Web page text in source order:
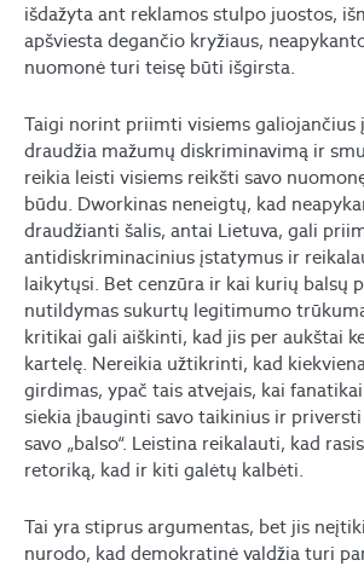
išdažyta ant reklamos stulpo juostos,
apšviesta degančio kryžiaus,
nuomonė turi teisę būti išgirsta.
Taigi norint priimti visiems galiojančius
draudžia mažumų diskriminavimą ir
reikia leisti visiems reikšti savo
būdu. Dworkinas neneigtų, kad
draudžianti šalis, antai Lietuva, gali
antidiskriminacinius įstatymus ir
laikytųsi. Bet cenzūra ir kai kurių balsų
nutildymas sukurtų legitimumo
kritikai gali aiškinti, kad jis per aukštai
kartelę. Nereikia užtikrinti, kad
girdimas, ypač tais atvejais, kai fanatikai
siekia įbauginti savo taikinius ir
savo „balso“. Leistina reikalauti, kad
retoriką, kad ir kiti galėtų kalbėti.
Tai yra stiprus argumentas, bet jis
nurodo, kad demokratinė valdžia turi